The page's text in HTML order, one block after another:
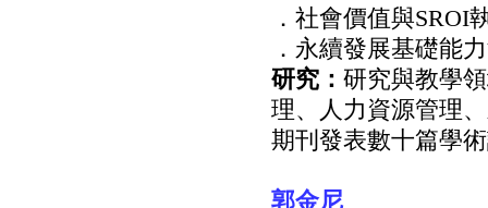
．社會價值與SROI
．永續發展基礎能
研究： 研究與教學
理、人力資源管理
期刊發表數十篇學
郭金尼